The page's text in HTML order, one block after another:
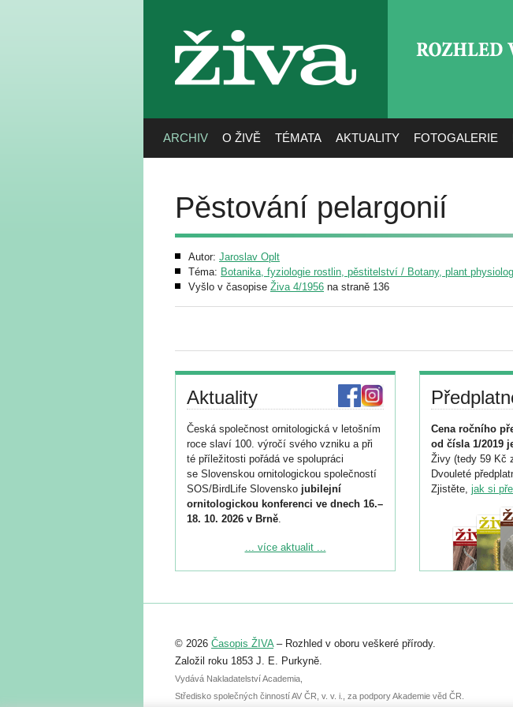
živa
ARCHIV O ŽIVĚ TÉMATA AKTUALITY FOTOGALERIE
Pěstování pelargonií
Autor: Jaroslav Oplt
Téma: Botanika, fyziologie rostlin, pěstitelství / Botany, plant
Vyšlo v časopise Živa 4/1956 na straně 136
Aktuality
Česká společnost ornitologická v letošním
roce slaví 100. výročí svého vzniku a při
té příležitosti pořádá ve spolupráci
se Slovenskou ornitologickou společností
SOS/BirdLife Slovensko jubilejní
ornitologickou konferenci ve dnech 16.–
18. 10. 2026 v Brně.
Podrobnější informace ke konferenci
Registrovat se můžete do 6. září.
abstraktu přihlášené přednášky nebo
posteru je už 30. června.
... více aktualit ...
Cena ročního
od čísla 1/2019
Živy (tedy 59 Kč
Dvouleté
Zjistěte, jak si
© 2026 Časopis ŽIVA– Rozhled v oboru veškeré přírody.
Založil roku 1853 J. E. Purkyně.
Vydává Nakladatelství Academia,
Středisko společných činností AV ČR, v. v. i., za podpory Akademie věd ČR.